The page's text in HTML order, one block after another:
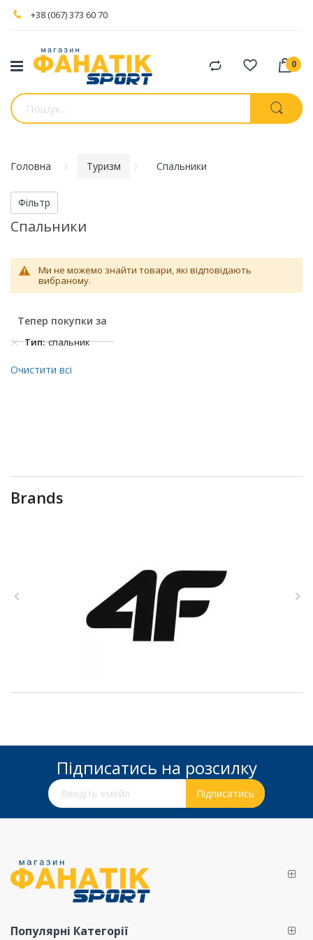
+38 (067) 373 60 70
Порівняти
товари
Головна Туризм Спальники
Спальники
Ми не можемо знайти товари, які відповідають
вибраному.
Фільтр
Тепер покупки за
Тип спальник
Очистити всі
Brands
Підписатись на розсилку
Підпишіться на нашу розсилку новин:
Підписатись
Популярні Категорії